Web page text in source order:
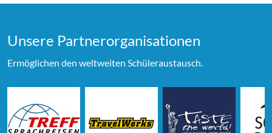
Unsere Partner­organi­sationen
Ermöglichen den weltweiten Schüleraustausch.